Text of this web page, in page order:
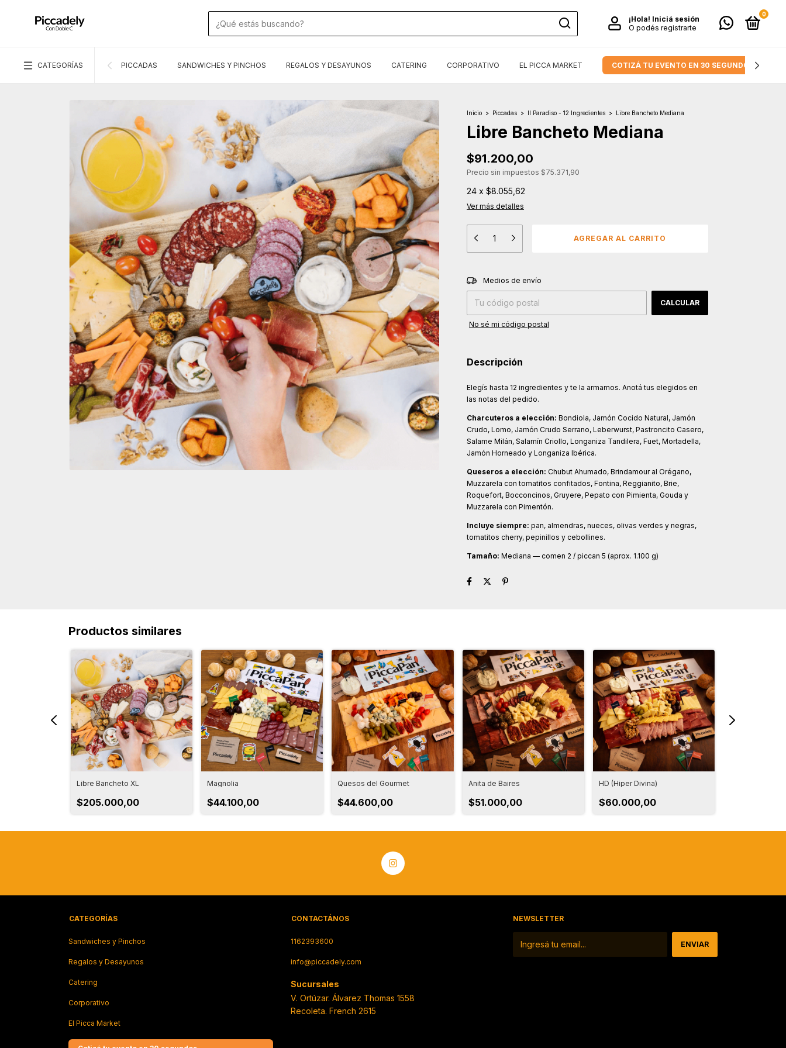
¡Hola! Iniciá sesión
O podés registrarte
0
CATEGORÍAS PICCADAS SANDWICHES Y PINCHOS REGALOS Y DESAYUNOS CATERING CORPORATIVO EL PICCA MARKET COTIZÁ TU EVENTO EN 30 SEGUNDOS.
Inicio > Piccadas > Il Paradiso - 12 Ingredientes > Libre Bancheto Mediana
Libre Bancheto Mediana
$91.200,00
Precio sin impuestos $75.371,90
24 x $8.055,62
Ver más detalles
Entregas para el CP:
Medios de envío
CALCULAR
No sé mi código postal
Descripción
Elegís hasta 12 ingredientes y te la armamos. Anotá tus elegidos en
las notas del pedido.
Charcuteros a elección: Bondiola, Jamón Cocido Natural, Jamón
Crudo, Lomo, Jamón Crudo Serrano, Leberwurst, Pastroncito Casero,
Salame Milán, Salamín Criollo, Longaniza Tandilera, Fuet, Mortadella,
Jamón Horneado y Longaniza Ibérica.
Queseros a elección: Chubut Ahumado, Brindamour al Orégano,
Muzzarela con tomatitos confitados, Fontina, Reggianito, Brie,
Roquefort, Bocconcinos, Gruyere, Pepato con Pimienta, Gouda y
Muzzarela con Pimentón.
Incluye siempre: pan, almendras, nueces, olivas verdes y negras,
tomatitos cherry, pepinillos y cebollines.
Tamaño: Mediana — comen 2 / piccan 5 (aprox. 1.100 g)
Productos similares
Libre Bancheto XL
$205.000,00
Magnolia
$44.100,00
Quesos del Gourmet
$44.600,00
Anita de Baires
$51.000,00
HD (Hiper Divina)
$60.000,00
CATEGORÍAS
Sandwiches y Pinchos
Regalos y Desayunos
Catering
Corporativo
El Picca Market
CONTACTÁNOS
1162393600
info@piccadely.com
NEWSLETTER